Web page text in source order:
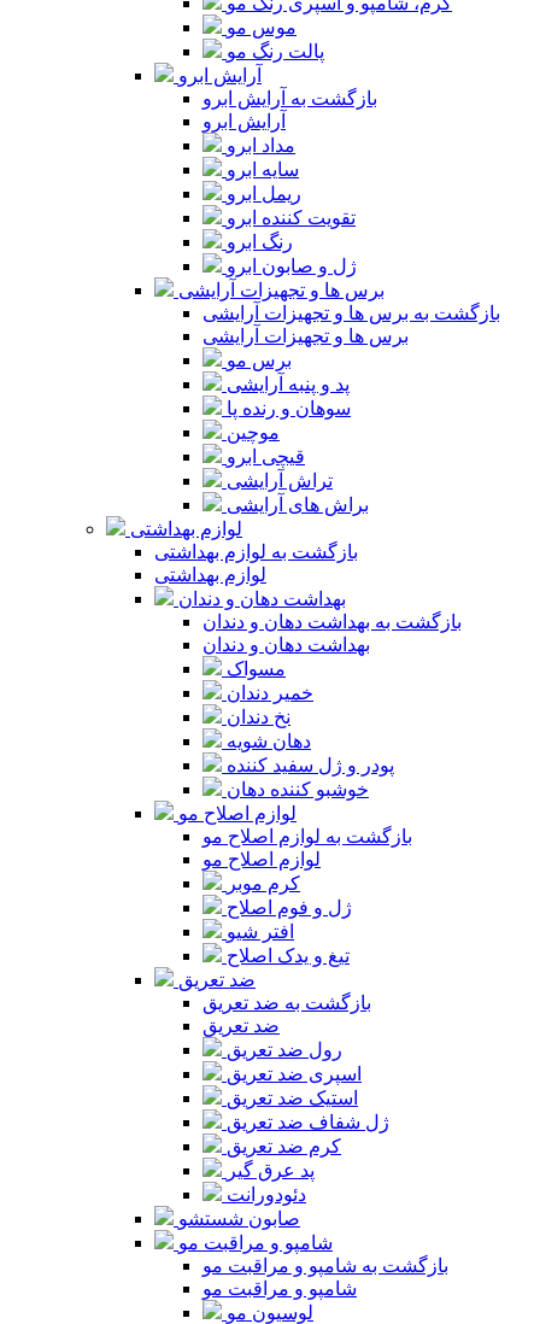
موس مو
پالت رنگ مو
آرایش ابرو
بازگشت به آرایش ابرو
آرایش ابرو
مداد ابرو
سایه ابرو
ریمل ابرو
تقویت کننده ابرو
رنگ ابرو
ژل و صابون ابرو
برس ها و تجهیزات آرایشی
بازگشت به برس ها و تجهیزات آرایشی
برس ها و تجهیزات آرایشی
برس مو
پد و پنبه آرایشی
سوهان و رنده پا
موچین
قیچی ابرو
تراش آرایشی
براش های آرایشی
لوازم بهداشتی
بازگشت به لوازم بهداشتی
لوازم بهداشتی
بهداشت دهان و دندان
بازگشت به بهداشت دهان و دندان
بهداشت دهان و دندان
مسواک
خمیر دندان
نخ دندان
دهان شویه
پودر و ژل سفید کننده
خوشبو کننده دهان
لوازم اصلاح مو
بازگشت به لوازم اصلاح مو
لوازم اصلاح مو
کرم موبر
ژل و فوم اصلاح
افتر شیو
تیغ و یدک اصلاح
ضد تعریق
بازگشت به ضد تعریق
ضد تعریق
رول ضد تعریق
اسپری ضد تعریق
استیک ضد تعریق
ژل شفاف ضد تعریق
کرم ضد تعریق
پد عرق گیر
دئودورانت
صابون شستشو
شامپو و مراقبت مو
بازگشت به شامپو و مراقبت مو
شامپو و مراقبت مو
لوسیون مو